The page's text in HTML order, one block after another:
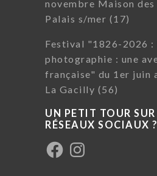
novembre Maison des
Palais s/mer (17)
Festival "1826-2026 :
photographie : une
française" du 1er juin
La Gacilly (56)
UN PETIT TOUR SUR
RÉSEAUX SOCIAUX ?
FacebookInstagram